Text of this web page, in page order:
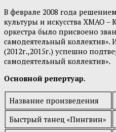
В феврале 2008 года
культуры и искусства ХМАО –
оркестра было присвоено
самодеятельный
(2012г.,2015г.) успешно
самодеятельный коллектив».
Основной репертуар.
Название произведения
Быстрый танец «Пингвин»